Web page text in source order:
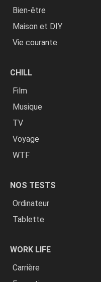
Bien-être
Maison et DIY
Vie courante
CHILL
Film
Musique
TV
Voyage
WTF
NOS TESTS
Ordinateur
Tablette
WORK LIFE
Carrière